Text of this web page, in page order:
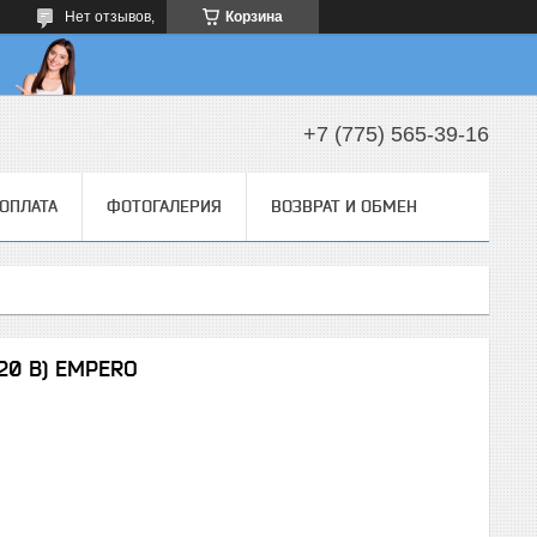
Корзина
Нет отзывов,
+7 (775) 565-39-16
ФОТОГАЛЕРИЯ ВОЗВРАТ И ОБМЕН
В) EMPERO